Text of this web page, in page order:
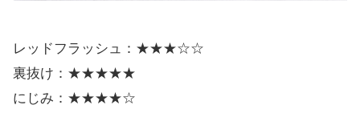
レッドフラッシュ：★★★☆☆
裏抜け：★★★★★
にじみ：★★★★☆